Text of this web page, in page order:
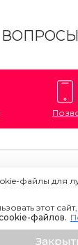
о
72
файлы для
этот
файлов.